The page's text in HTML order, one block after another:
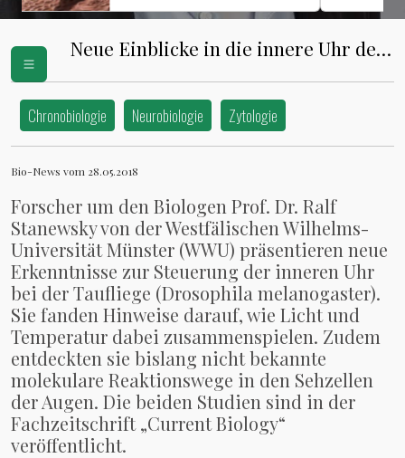
Neue Einblicke in die innere Uhr der
Tag-Nacht-Rhythmus
Chronobiologie Neurobiologie Zytologie
Bio-News vom 28.05.2018
Forscher um den Biologen Prof. Dr. Ralf
Stanewsky von der Westfälischen Wilhelms-
Universität Münster (WWU) präsentieren neue
Erkenntnisse zur Steuerung der inneren Uhr
bei der Taufliege (Drosophila melanogaster).
Sie fanden Hinweise darauf, wie Licht und
Temperatur dabei zusammenspielen. Zudem
entdeckten sie bislang nicht bekannte
molekulare Reaktionswege in den Sehzellen
der Augen. Die beiden Studien sind in der
Fachzeitschrift „Current Biology“
veröffentlicht.